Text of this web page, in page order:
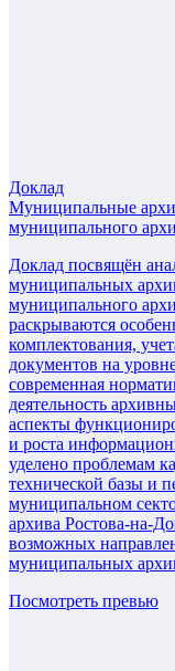
Доклад
Муниципальные
муниципального
Доклад посвящён
муниципальных
муниципального
раскрываются
комплектования,
документов на
современная
деятельность
аспекты
и роста
уделено проблемам
технической базы и
муниципальном
архива Ростова-на-
возможных
муниципальных
Посмотреть превью